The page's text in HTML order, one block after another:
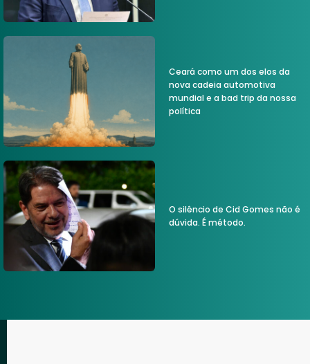
Ceará como um dos elos da
nova cadeia automotiva
mundial e a bad trip da nossa
política
O silêncio de Cid Gomes não é
dúvida. É método.